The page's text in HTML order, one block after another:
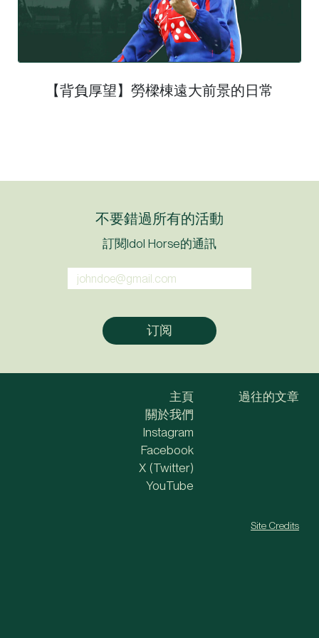
【背負厚望】勞樑棟遠大前景的日常
不要錯過所有的活動
訂閱Idol Horse的通訊
主頁
關於我們
過往的文章
Instagram
Facebook
X (Twitter)
YouTube
Site Credits